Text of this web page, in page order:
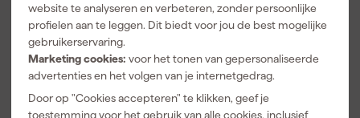
website te analyseren en verbeteren, zonder persoonlijke
profielen aan te leggen. Dit biedt voor jou de best mogelijke
gebruikerservaring.
Marketing cookies: voor het tonen van gepersonaliseerde
advertenties en het volgen van je internetgedrag.
Door op "Cookies accepteren" te klikken, geef je
toestemming voor het gebruik van alle cookies, inclusief
Primacover
rits - 220cm x
Paintura
platte kwast -
St. Marc
verfreiniger